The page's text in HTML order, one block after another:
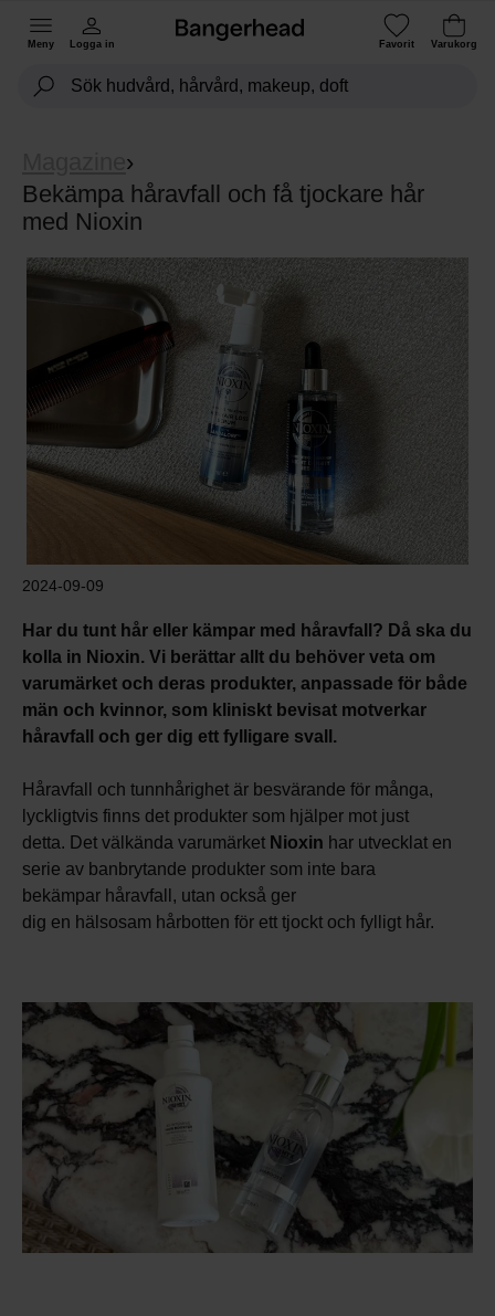
Meny Logga in Favorit Varukorg
›
Bekämpa håravfall och få tjockare hår
med Nioxin
2024-09-09
Har du tunt hår eller kämpar med håravfall? Då ska du
kolla in Nioxin. Vi berättar allt du behöver veta om
varumärket och deras produkter, anpassade för både
män och kvinnor, som kliniskt bevisat motverkar
håravfall och ger dig ett fylligare svall.
Håravfall och tunnhårighet är besvärande för många,
lyckligtvis finns det produkter som hjälper mot just
detta. Det välkända varumärket Nioxin har utvecklat en
serie av banbrytande produkter som inte bara
bekämpar håravfall, utan också ger
dig en hälsosam hårbotten för ett tjockt och fylligt hår.